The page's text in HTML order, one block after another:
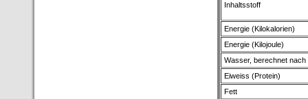
Inhaltsstoff
Energie (Kilokalorien)
Energie (Kilojoule)
Wasser, berechnet nach
Eiweiss (Protein)
Fett